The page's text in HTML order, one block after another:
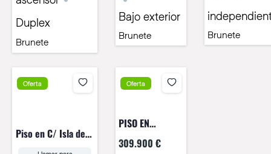
Duplex
Brunete
Bajo exterior
Brunete Brunete
Oferta
Piso en C/ Isla de
Salvora.
Oferta
PISO EN
URBANIZACIÓN
309.900 €